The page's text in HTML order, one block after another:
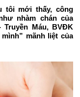
tôi mới thấy, công
nhàm chán của
Máu, BVĐK
mãnh liệt của